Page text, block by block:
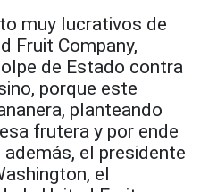
muy lucrativos de
Fruit Company,
de Estado contra
porque este
planteando
frutera y por ende
el presidente
el